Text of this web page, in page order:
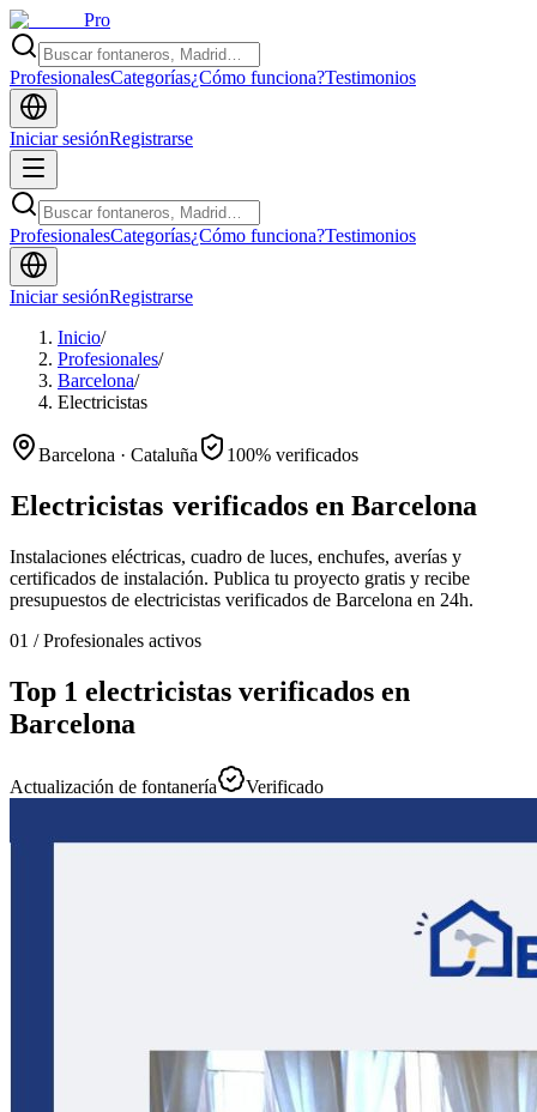
Pro
ProfesionalesCategorías¿Cómo funciona?Testimonios
Iniciar sesiónRegistrarse
ProfesionalesCategorías¿Cómo funciona?Testimonios
Iniciar sesiónRegistrarse
Inicio/
Profesionales/
Barcelona/
Electricistas
Barcelona · Cataluña 100% verificados
Electricistas verificados en Barcelona
Instalaciones eléctricas, cuadro de luces, enchufes, averías y
certificados de instalación. Publica tu proyecto gratis y recibe
presupuestos de electricistas verificados de Barcelona en 24h.
01 /Profesionales activos
Top 1 electricistas verificados en
Barcelona
Actualización de fontanería Verificado